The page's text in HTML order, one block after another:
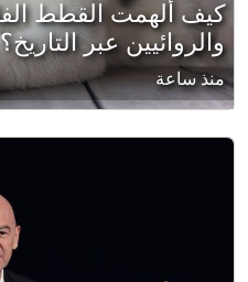
كيف ألهمت القطط
والروائيين عبر التاريخ؟
منذ ساعة